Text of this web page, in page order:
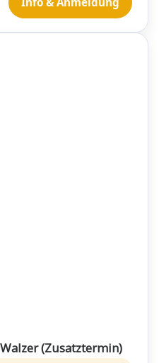
(Zusatztermin)